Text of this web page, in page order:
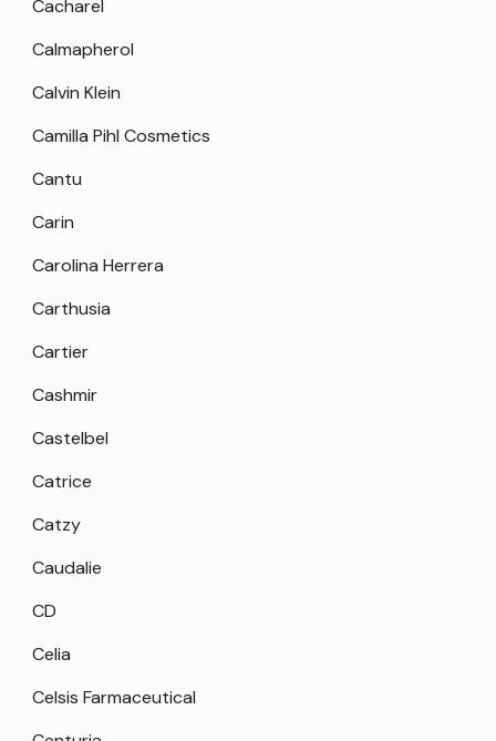
Cacharel
Calmapherol
Calvin Klein
Camilla Pihl Cosmetics
Cantu
Carin
Carolina Herrera
Carthusia
Cartier
Cashmir
Castelbel
Catrice
Catzy
Caudalie
CD
Celia
Celsis Farmaceutical